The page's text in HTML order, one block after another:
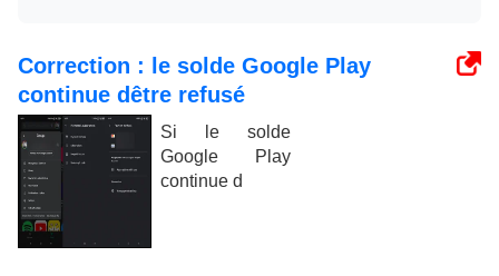
Correction : le solde Google Play
continue dêtre refusé
Si le solde
Google Play
continue d